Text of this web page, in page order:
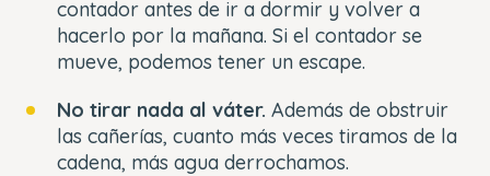
contador antes de ir a dormir y volver a
hacerlo por la mañana. Si el contador se
mueve, podemos tener un escape.
No tirar nada al váter. Además de obstruir
las cañerías, cuanto más veces tiramos de la
cadena, más agua derrochamos.